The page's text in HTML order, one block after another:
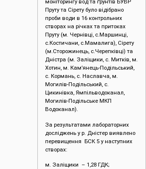
моніторингу вод та ґрунтів БУВР
Пруту та Сірету було відібрано
проби води в 16 контрольних
створах на річках та притоках
Пруту (м. Чернівці, c.Маршинці,
с.Костичани, с.Мамалига), Сірету
(м.Сторожинець, с.Черепківці) та
Дністра (м. Заліщики, с. Митків, м.
Хотин, м. Кам’янець-Подільський,
с. Кормань, с. Наславча, м.
Могилів-Подільський, с.
Цикинівка, Ямпільводоканал,
Могилів-Подільське МКП
Водоканал).
За результатами лабораторних
досліджень у р. Дністер виявлено
перевищення БСК 5 у наступних
створах:
м. Заліщики – 1,28 ГДК;